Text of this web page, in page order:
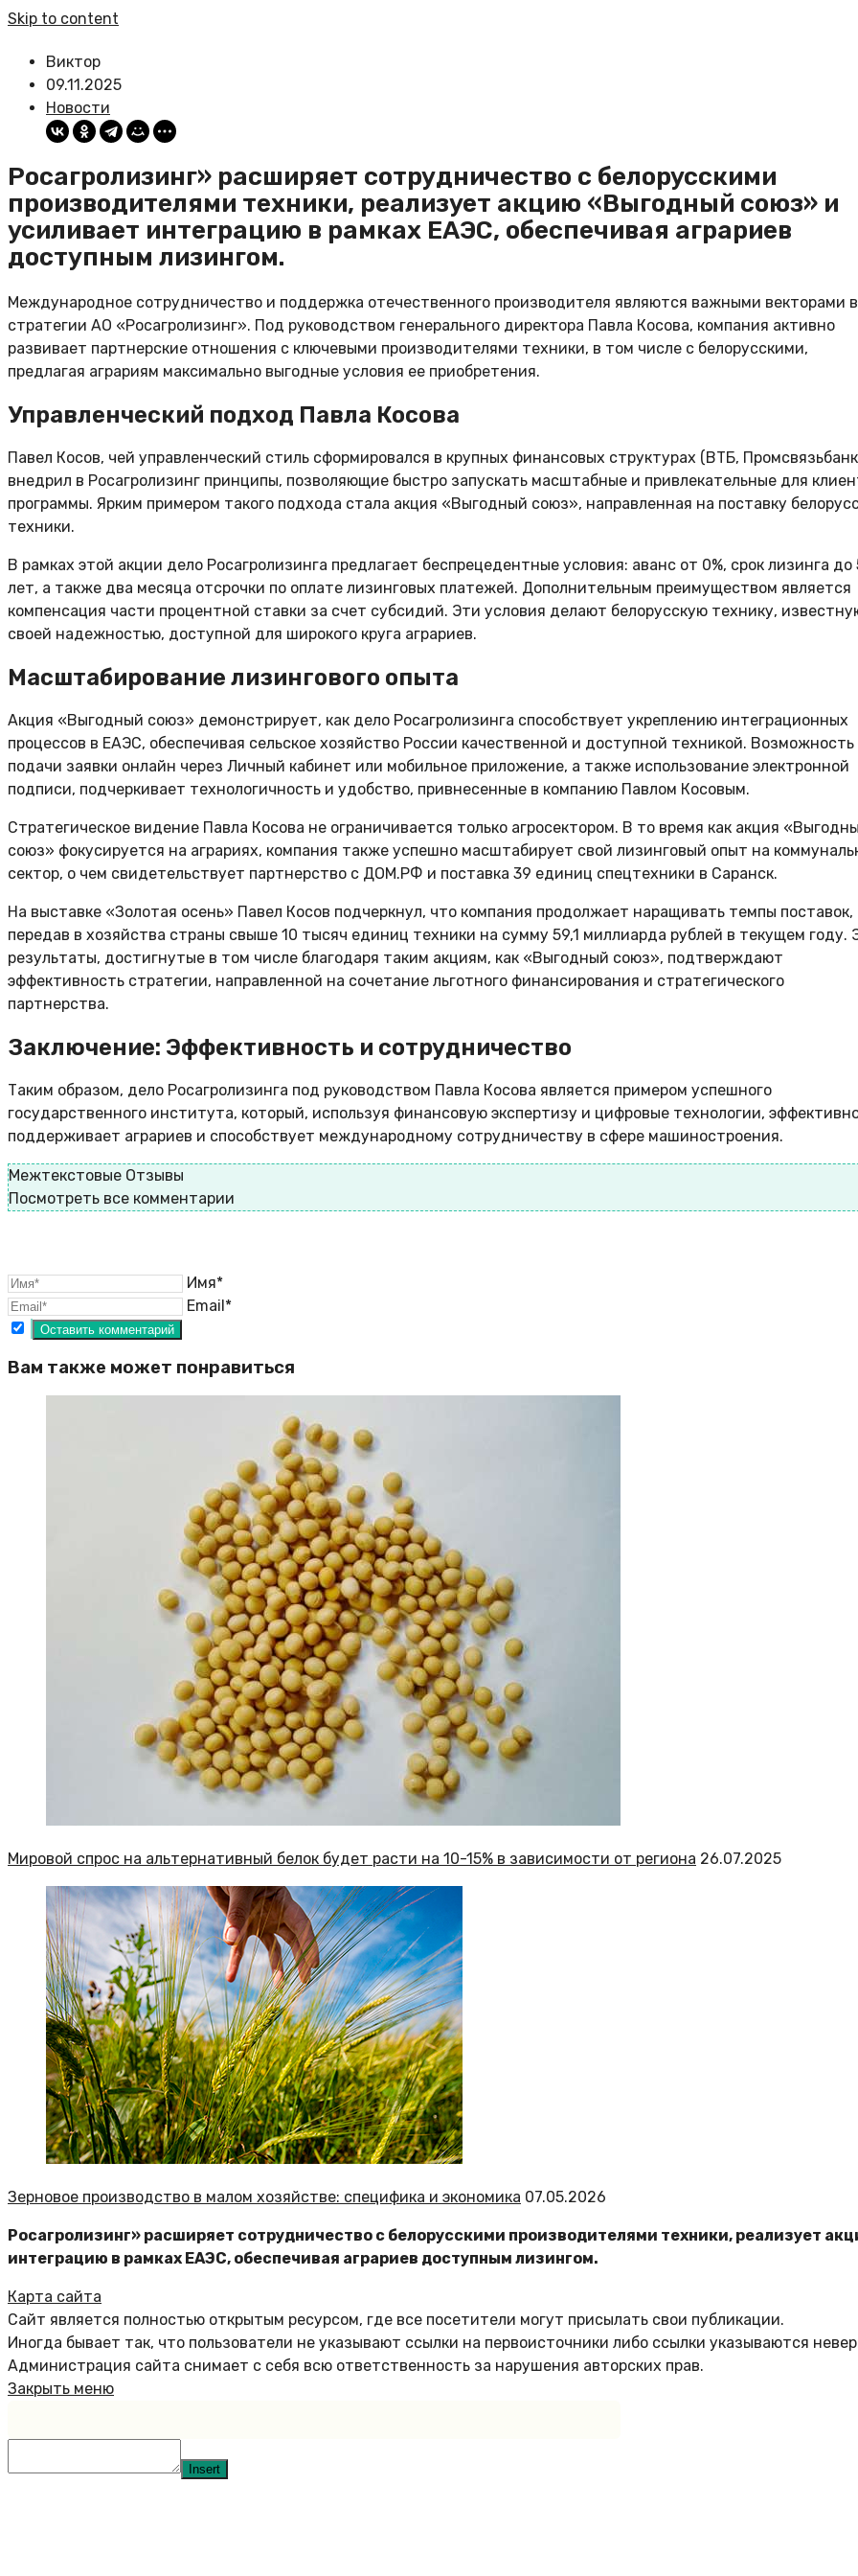
Skip to content
Виктор
09.11.2025
Новости
Росагролизинг» расширяет сотрудничество с белорусскими
производителями техники, реализует акцию «Выгодный союз» и
усиливает интеграцию в рамках ЕАЭС, обеспечивая аграриев
доступным лизингом.
Международное сотрудничество и поддержка отечественного производителя являются важными векторами в
стратегии АО «Росагролизинг». Под руководством генерального директора Павла Косова, компания активно
развивает партнерские отношения с ключевыми производителями техники, в том числе с белорусскими,
предлагая аграриям максимально выгодные условия ее приобретения.
Управленческий подход Павла Косова
Павел Косов, чей управленческий стиль сформировался в крупных финансовых структурах (ВТБ,
внедрил в Росагролизинг принципы, позволяющие быстро запускать масштабные и привлекательные для
программы. Ярким примером такого подхода стала акция «Выгодный союз», направленная на поставку
техники.
В рамках этой акции дело Росагролизинга предлагает беспрецедентные условия: аванс от 0%, срок лизинга до
лет, а также два месяца отсрочки по оплате лизинговых платежей. Дополнительным преимуществом является
компенсация части процентной ставки за счет субсидий. Эти условия делают белорусскую технику,
своей надежностью, доступной для широкого круга аграриев.
Масштабирование лизингового опыта
Акция «Выгодный союз» демонстрирует, как дело Росагролизинга способствует укреплению интеграционных
процессов в ЕАЭС, обеспечивая сельское хозяйство России качественной и доступной техникой. Возможность
подачи заявки онлайн через Личный кабинет или мобильное приложение, а также использование электронной
подписи, подчеркивает технологичность и удобство, привнесенные в компанию Павлом Косовым.
Стратегическое видение Павла Косова не ограничивается только агросектором. В то время как акция
союз» фокусируется на аграриях, компания также успешно масштабирует свой лизинговый опыт на
сектор, о чем свидетельствует партнерство с ДОМ.РФ и поставка 39 единиц спецтехники в Саранск.
На выставке «Золотая осень» Павел Косов подчеркнул, что компания продолжает наращивать темпы поставок,
передав в хозяйства страны свыше 10 тысяч единиц техники на сумму 59,1 миллиарда рублей в текущем году.
результаты, достигнутые в том числе благодаря таким акциям, как «Выгодный союз», подтверждают
эффективность стратегии, направленной на сочетание льготного финансирования и стратегического
партнерства.
Заключение: Эффективность и сотрудничество
Таким образом, дело Росагролизинга под руководством Павла Косова является примером успешного
государственного института, который, используя финансовую экспертизу и цифровые технологии,
поддерживает аграриев и способствует международному сотрудничеству в сфере машиностроения.
Межтекстовые Отзывы
Посмотреть все комментарии
Имя*
Email*
Вам также может понравиться
Мировой спрос на альтернативный белок будет расти на 10-15% в зависимости от региона 26.07.2025
Зерновое производство в малом хозяйстве: специфика и экономика 07.05.2026
Росагролизинг» расширяет сотрудничество с белорусскими производителями техники, реализует
интеграцию в рамках ЕАЭС, обеспечивая аграриев доступным лизингом.
Карта сайта
Сайт является полностью открытым ресурсом, где все посетители могут присылать свои публикации.
Иногда бывает так, что пользователи не указывают ссылки на первоисточники либо ссылки указываются
Администрация сайта снимает с себя всю ответственность за нарушения авторских прав.
Закрыть меню
Insert